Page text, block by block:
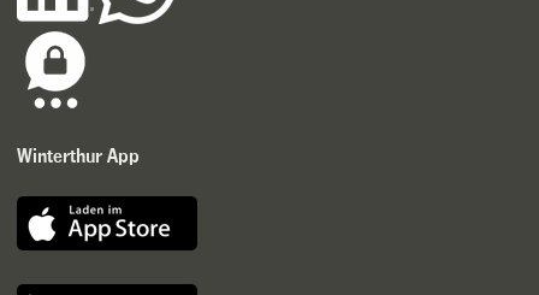
Winterthur App